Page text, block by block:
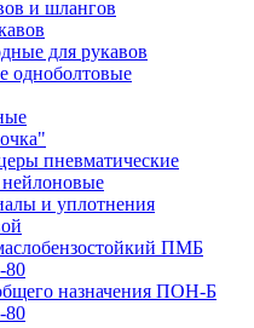
и шлангов
для рукавов
одноболтовые
пневматические
и уплотнения
ПМБ
80
назначения ПОН-Б
80